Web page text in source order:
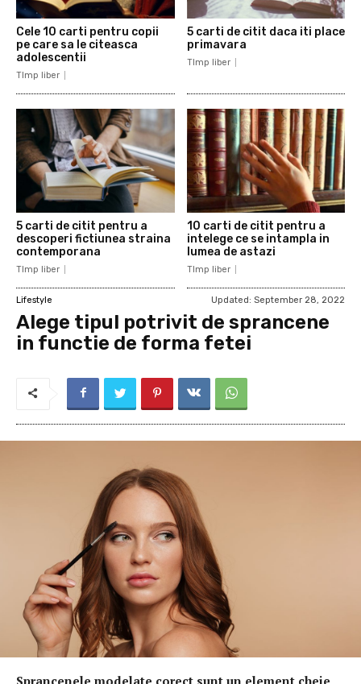
Cele 10 carti pentru copii
pe care sa le citeasca
adolescentii
TImp liber
5 carti de citit daca iti place
primavara
TImp liber
5 carti de citit pentru a
descoperi fictiunea straina
contemporana
TImp liber
10 carti de citit pentru a
intelege ce se intampla in
lumea de astazi
TImp liber